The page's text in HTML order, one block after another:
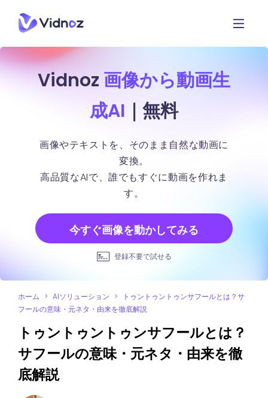
Vidnoz 画像から動画生
成AI ｜無料
画像やテキストを、そのまま自然な動画に
変換。
高品質なAIで、誰でもすぐに動画を作れま
す。
今すぐ画像を動かしてみる
登録不要で試せる
ホーム > AIソリューション >
トゥントゥントゥンサフールとは？サ
フールの意味・元ネタ・由来を徹底解説
トゥントゥントゥンサフールとは？
サフールの意味・元ネタ・由来を徹
底解説